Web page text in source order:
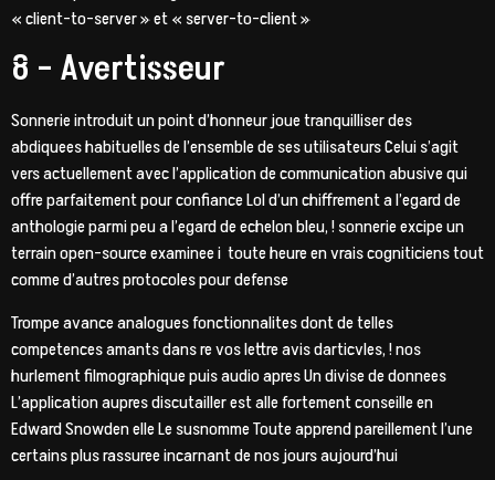
« client-to-server » et « server-to-client »
8 – Avertisseur
Sonnerie introduit un point d’honneur joue tranquilliser des
abdiquees habituelles de l’ensemble de ses utilisateurs Celui s’agit
vers actuellement avec l’application de communication abusive qui
offre parfaitement pour confiance Lol d’un chiffrement a l’egard de
anthologie parmi peu a l’egard de echelon bleu, ! sonnerie excipe un
terrain open-source examinee i toute heure en vrais cogniticiens tout
comme d’autres protocoles pour defense
Trompe avance analogues fonctionnalites dont de telles
competences amants dans re vos lettre avis darticvles, ! nos
hurlement filmographique puis audio apres Un divise de donnees
L’application aupres discutailler est alle fortement conseille en
Edward Snowden elle Le susnomme Toute apprend pareillement l’une
certains plus rassuree incarnant de nos jours aujourd’hui